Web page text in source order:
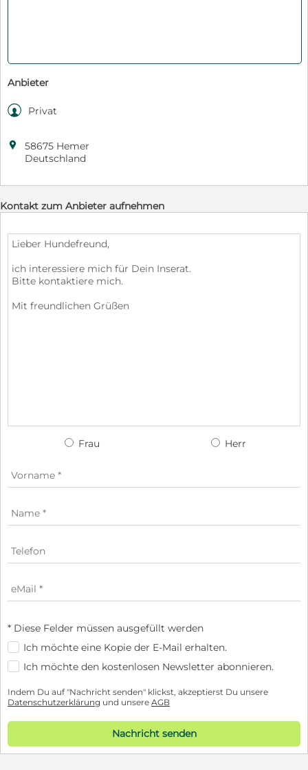
Anbieter
 Privat

58675 Hemer
Deutschland
Kontakt zum Anbieter aufnehmen
Frau Herr
* Diese Felder müssen ausgefüllt werden
Ich möchte eine Kopie der E-Mail erhalten.
Ich möchte den kostenlosen Newsletter abonnieren.
Indem Du auf "Nachricht senden" klickst, akzeptierst Du unsere
Datenschutzerklärung und unsere AGB
Nachricht senden